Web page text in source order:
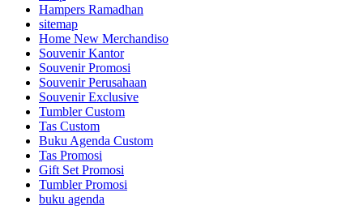
Hampers Ramadhan
sitemap
Home New Merchandiso
Souvenir Kantor
Souvenir Promosi
Souvenir Perusahaan
Souvenir Exclusive
Tumbler Custom
Tas Custom
Buku Agenda Custom
Tas Promosi
Gift Set Promosi
Tumbler Promosi
buku agenda